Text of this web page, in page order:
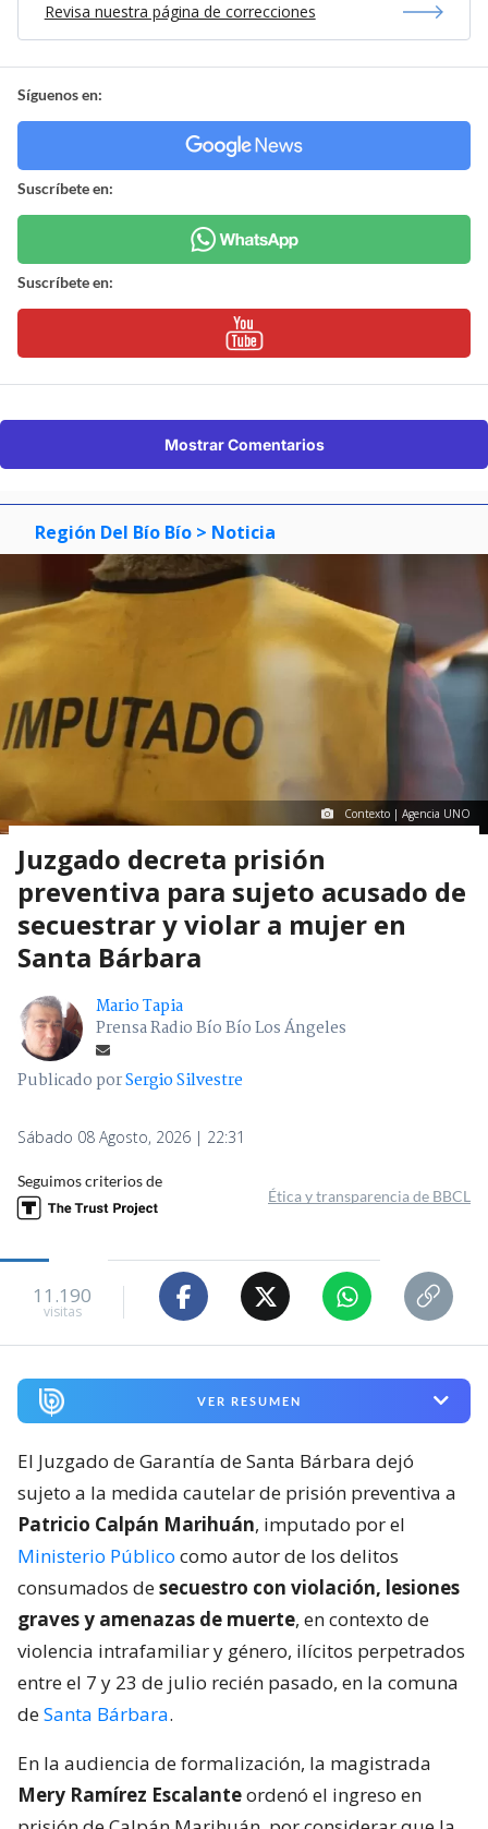
Revisa nuestra página de correcciones
Síguenos en:
Suscríbete en:
Suscríbete en:
Mostrar Comentarios
Región Del Bío Bío > Noticia
Contexto | Agencia UNO
Juzgado decreta prisión
preventiva para sujeto acusado de
secuestrar y violar a mujer en
Santa Bárbara
Mario Tapia
Prensa Radio Bío Bío Los Ángeles
Publicado porSergio Silvestre
Sábado 08 Agosto, 2026 | 22:31
Seguimos criterios de
Ética y transparencia de BBCL
11.190
visitas
VER RESUMEN
El Juzgado de Garantía de Santa Bárbara dejó
sujeto a la medida cautelar de prisión preventiva a
Patricio Calpán Marihuán, imputado por el
Ministerio Público como autor de los delitos
consumados desecuestro con violación, lesiones
graves y amenazas de muerte, en contexto de
violencia intrafamiliar y género, ilícitos perpetrados
entre el 7 y 23 de julio recién pasado, en la comuna
deSanta Bárbara.
En la audiencia de formalización, la magistrada
Mery Ramírez Escalanteordenó el ingreso en